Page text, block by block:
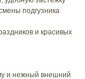
подгузника
и красивых
и нежный внешний